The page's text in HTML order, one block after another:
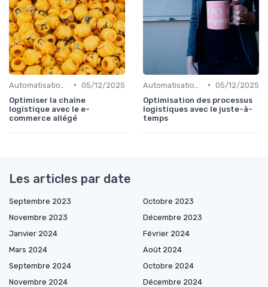
• 05/12/2025
Optimiser la chaîne
logistique avec le e-
commerce allégé
• 05/12/2025
Optimisation des processus
logistiques avec le juste-à-
temps
Les articles par date
Septembre 2023
Octobre 2023
Novembre 2023
Décembre 2023
Janvier 2024
Février 2024
Mars 2024
Août 2024
Septembre 2024
Octobre 2024
Novembre 2024
Décembre 2024